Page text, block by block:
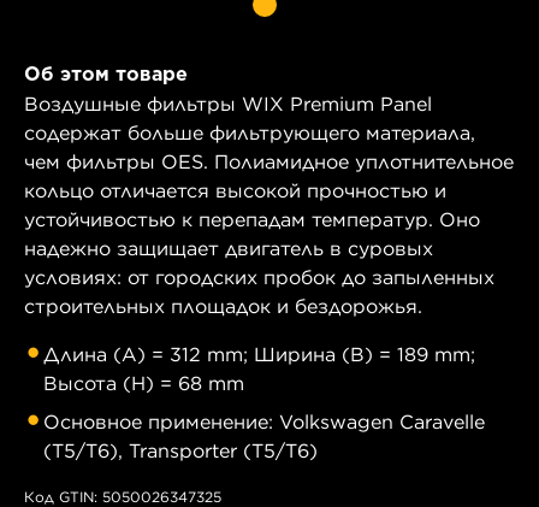
Об этом товаре
Воздушные фильтры WIX Premium Panel
содержат больше фильтрующего материала,
чем фильтры OES. Полиамидное уплотнительное
кольцо отличается высокой прочностью и
устойчивостью к перепадам температур. Оно
надежно защищает двигатель в суровых
условиях: от городских пробок до запыленных
строительных площадок и бездорожья.
Длина (A) = 312 mm; Ширина (B) = 189 mm;
Высота (H) = 68 mm
Основное применение: Volkswagen Caravelle
(T5/T6), Transporter (T5/T6)
Код GTIN: 5050026347325